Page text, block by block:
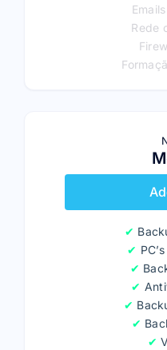
Rede
✔
✔
✔
✔
✔
✔
✔